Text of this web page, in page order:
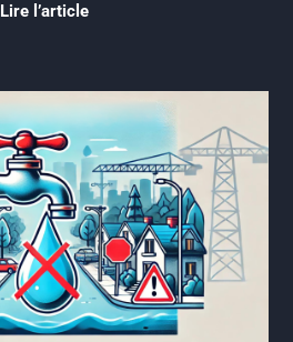
Lire l’article